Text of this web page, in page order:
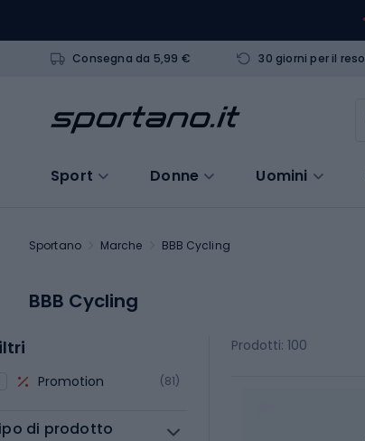
Consegna da 5,99 € 30 giorni per il reso
Sport Donne Uomini
Sportano Marche BBB Cycling
BBB Cycling
Promotion (81)
di prodotto
Prodotti: 100